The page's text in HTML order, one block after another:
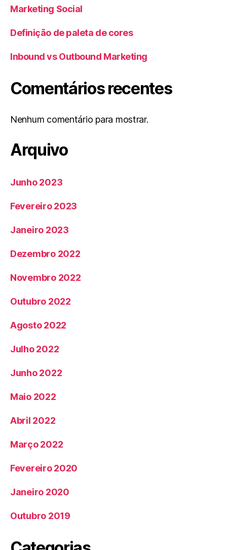
Marketing Social
Definição de paleta de cores
Inbound vs Outbound Marketing
Comentários recentes
Nenhum comentário para mostrar.
Arquivo
Junho 2023
Fevereiro 2023
Janeiro 2023
Dezembro 2022
Novembro 2022
Outubro 2022
Agosto 2022
Julho 2022
Junho 2022
Maio 2022
Abril 2022
Março 2022
Fevereiro 2020
Janeiro 2020
Outubro 2019